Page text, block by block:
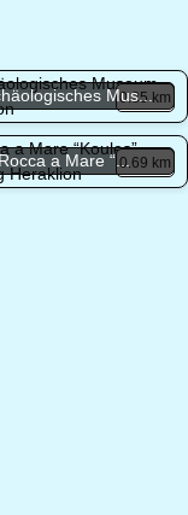
0.35 km
Mus...
0.69 km
a Mare “...